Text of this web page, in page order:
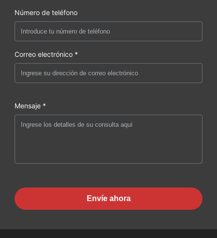
Número de teléfono
Correo electrónico *
Mensaje *
Envíe ahora